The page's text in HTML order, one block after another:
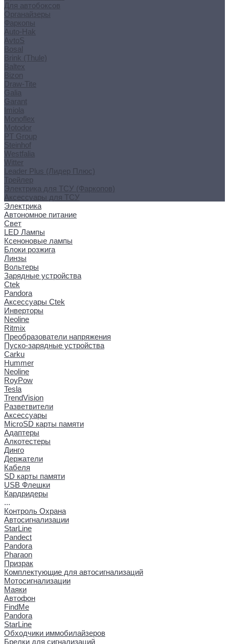
Для автобоксов
Органайзеры
Фаркопы
Auto-Hak
AvtoS
Bosal
Brink (Thule)
Baltex
Bizon
Draw-Tite
Galia
Garant
Imiola
Monoflex
Motodor
PT Group
Steinhof
Westfalia
Witter
Leader Plus (Лидер Плюс)
Трейлер
Электрика для ТСУ (Фаркопов)
Аксессуары для ТСУ
Электрика
Автономное питание
Свет
LED Лампы
Ксеноновые лампы
Блоки розжига
Линзы
Вольтеры
Зарядные устройства
Ctek
Pandora
Аксессуары Ctek
Инверторы
Neoline
Ritmix
Преобразователи напряжения
Пуско-зарядные устройства
Carku
Hummer
Neoline
RoyPow
Tesla
TrendVision
Разветвители
Аксессуары
MicroSD карты памяти
Адаптеры
Алкотестеры
Динго
Держатели
Кабеля
SD карты памяти
USB Флешки
Кардридеры
...
Контроль Охрана
Автосигнализации
StarLine
Pandect
Pandora
Pharaon
Призрак
Комплектующие для автосигнализаций
Мотосигнализации
Маяки
Автофон
FindMe
Pandora
StarLine
Обходчики иммобилайзеров
Брелки для сигнализаций